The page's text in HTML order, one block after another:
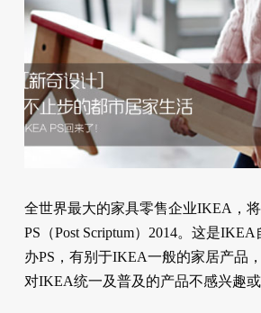
全世界最大的家具零售企业IKEA，
PS（Post Scriptum）2014。这是
办PS，有别于IKEA一般的家居产品
对IKEA统一及普及的产品不感兴趣或